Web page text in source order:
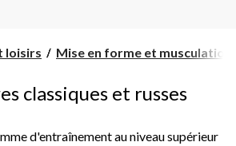
loisirs Mise en forme et musculation
classiques et russes
d'entraînement au niveau supérieur